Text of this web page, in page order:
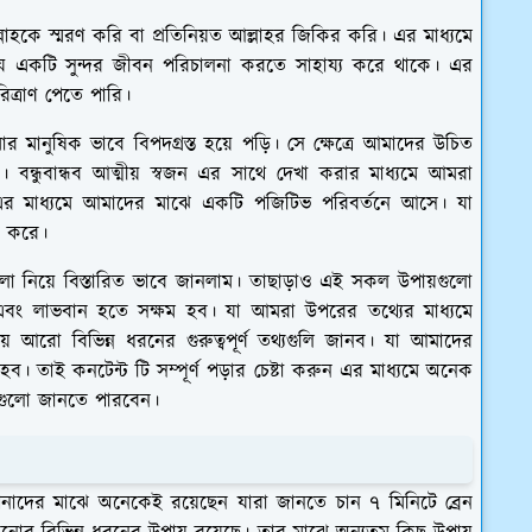
স্মরণ করি বা প্রতিনিয়ত আল্লাহর জিকির করি। এর মাধ্যমে
সুন্দর জীবন পরিচালনা করতে সাহায্য করে থাকে। এর
পেতে পারি।
ভাবে বিপদগ্রস্ত হয়ে পড়ি। সে ক্ষেত্রে আমাদের উচিত
বন্ধুবান্ধব আত্মীয় স্বজন এর সাথে দেখা করার মাধ্যমে আমরা
মাধ্যমে আমাদের মাঝে একটি পজিটিভ পরিবর্তনে আসে। যা
করে।
নিয়ে বিস্তারিত ভাবে জানলাম। তাছাড়াও এই সকল উপায়গুলো
লাভবান হতে সক্ষম হব। যা আমরা উপরের তথ্যের মাধ্যমে
আরো বিভিন্ন ধরনের গুরুত্বপূর্ণ তথ্যগুলি জানব। যা আমাদের
কনটেন্ট টি সম্পূর্ণ পড়ার চেষ্টা করুন এর মাধ্যমে অনেক
জানতে পারবেন।
মাঝে অনেকেই রয়েছেন যারা জানতে চান ৭ মিনিটে ব্রেন